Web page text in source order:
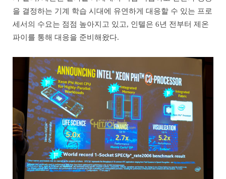
을 결정하는 기계 학습 시대에 유연하게 대응할 수 있는 프로
세서의 수요는 점점 높아지고 있고, 인텔은 6년 전부터 제온
파이를 통해 대응을 준비해왔다.